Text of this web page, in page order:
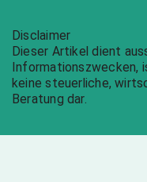
Disclaimer
Dieser Artikel dient
Informationszwecken,
keine steuerliche,
Beratung dar.